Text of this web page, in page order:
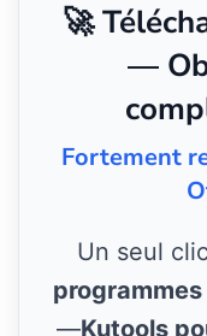
🚀
—
Fortement
Un seul
—Kutools